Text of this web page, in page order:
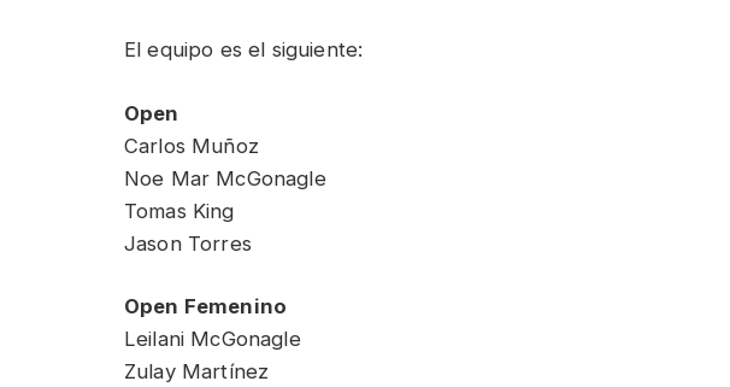
El equipo es el siguiente:
Open
Carlos Muñoz
Noe Mar McGonagle
Tomas King
Jason Torres
Open Femenino
Leilani McGonagle
Zulay Martínez